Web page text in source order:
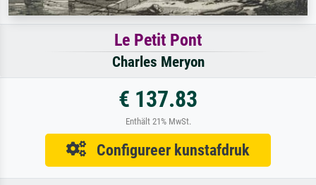
Le Petit Pont
Charles Meryon
€ 137.83
Enthält 21% MwSt.
Configureer kunstafdruk